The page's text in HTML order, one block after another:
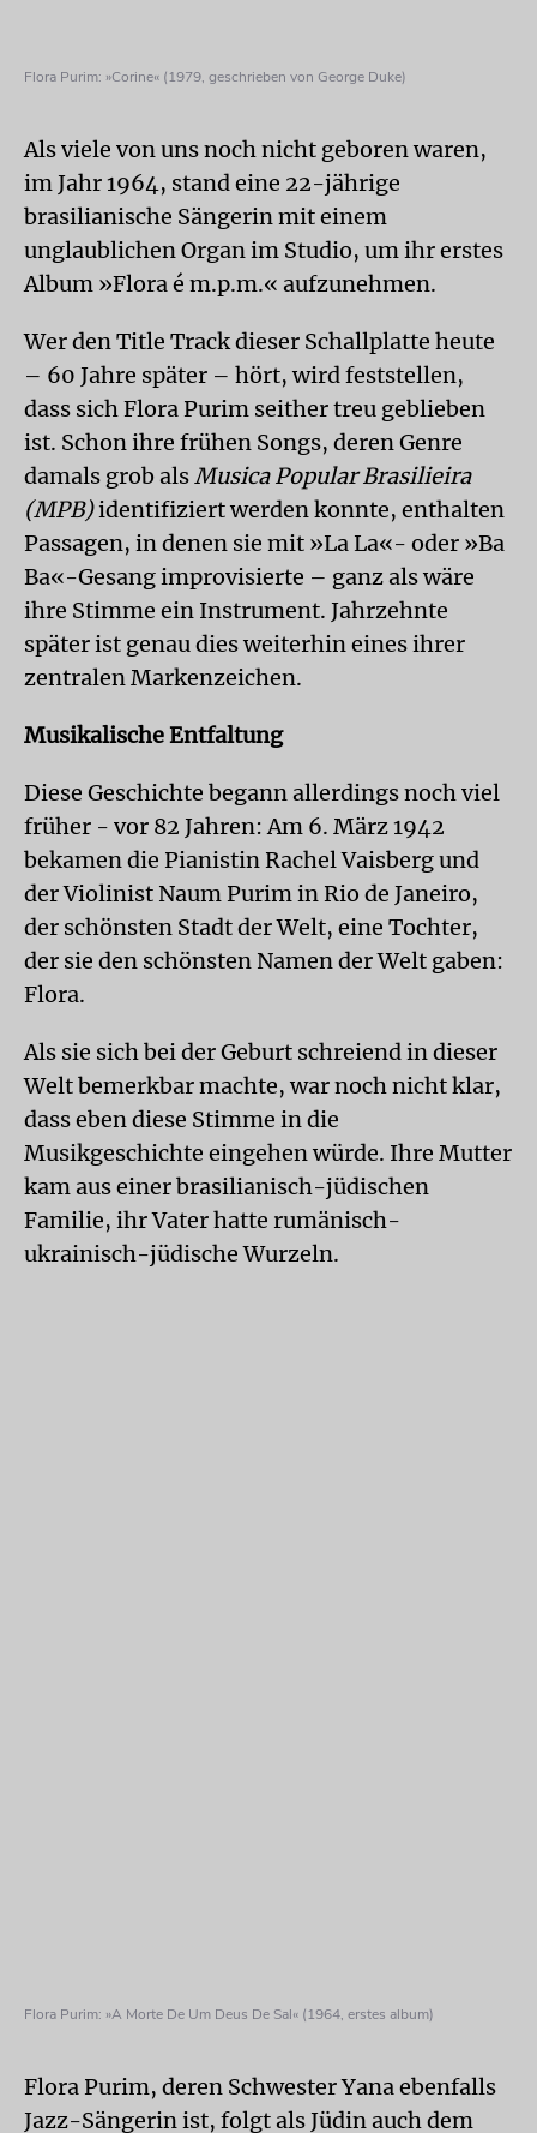
Flora Purim: »Corine« (1979, geschrieben von George Duke)
Als viele von uns noch nicht geboren waren,
im Jahr 1964, stand eine 22-jährige
brasilianische Sängerin mit einem
unglaublichen Organ im Studio, um ihr erstes
Album »Flora é m.p.m.« aufzunehmen.
Wer den Title Track dieser Schallplatte heute
– 60 Jahre später – hört, wird feststellen,
dass sich Flora Purim seither treu geblieben
ist. Schon ihre frühen Songs, deren Genre
damals grob alsMusica Popular Brasilieira
(MPB)identifiziert werden konnte, enthalten
Passagen, in denen sie mit »La La«- oder »Ba
Ba«-Gesang improvisierte – ganz als wäre
ihre Stimme ein Instrument. Jahrzehnte
später ist genau dies weiterhin eines ihrer
zentralen Markenzeichen.
Musikalische Entfaltung
Diese Geschichte begann allerdings noch viel
früher - vor 82 Jahren: Am 6. März 1942
bekamen die Pianistin Rachel Vaisberg und
der Violinist Naum Purim in Rio de Janeiro,
der schönsten Stadt der Welt, eine Tochter,
der sie den schönsten Namen der Welt gaben:
Flora.
Als sie sich bei der Geburt schreiend in dieser
Welt bemerkbar machte, war noch nicht klar,
dass eben diese Stimme in die
Musikgeschichte eingehen würde. Ihre Mutter
kam aus einer brasilianisch-jüdischen
Familie, ihr Vater hatte rumänisch-
ukrainisch-jüdische Wurzeln.
Flora Purim: »A Morte De Um Deus De Sal« (1964, erstes album)
Flora Purim, deren Schwester Yana ebenfalls
Jazz-Sängerin ist, folgt als Jüdin auch dem